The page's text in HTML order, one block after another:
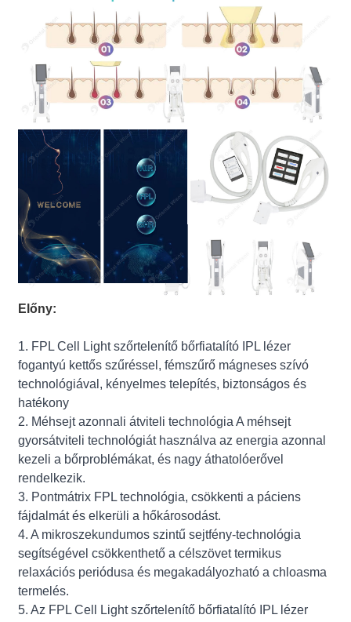
Előny:
1. FPL Cell Light szőrtelenítő bőrfiatalító IPL lézer
fogantyú kettős szűréssel, fémszűrő mágneses szívó
technológiával, kényelmes telepítés, biztonságos és
hatékony
2. Méhsejt azonnali átviteli technológia A méhsejt
gyorsátviteli technológiát használva az energia azonnal
kezeli a bőrproblémákat, és nagy áthatolóerővel
rendelkezik.
3. Pontmátrix FPL technológia, csökkenti a páciens
fájdalmát és elkerüli a hőkárosodást.
4. A mikroszekundumos szintű sejtfény-technológia
segítségével csökkenthető a célszövet termikus
relaxációs periódusa és megakadályozható a chloasma
termelés.
5. Az FPL Cell Light szőrtelenítő bőrfiatalító IPL lézer